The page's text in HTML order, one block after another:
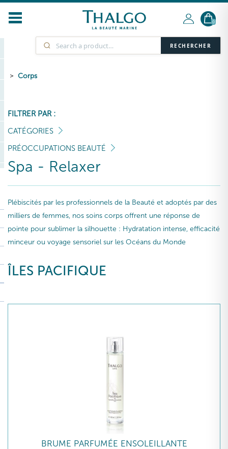
RECHERCHER
0
Corps
FILTRER PAR :
CATÉGORIES
PRÉOCCUPATIONS BEAUTÉ
Spa - Relaxer
Plébiscités par les professionnels de la Beauté et adoptés par des
milliers de femmes, nos soins corps offrent une réponse de
pointe pour sublimer la silhouette : Hydratation intense, efficacité
minceur ou voyage sensoriel sur les Océans du Monde
ÎLES PACIFIQUE
BRUME PARFUMÉE ENSOLEILLANTE